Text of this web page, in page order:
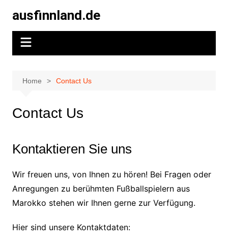
content
ausfinnland.de
Home Contact Us
Contact Us
Kontaktieren Sie uns
Wir freuen uns, von Ihnen zu hören! Bei Fragen oder
Anregungen zu berühmten Fußballspielern aus
Marokko stehen wir Ihnen gerne zur Verfügung.
Hier sind unsere Kontaktdaten: